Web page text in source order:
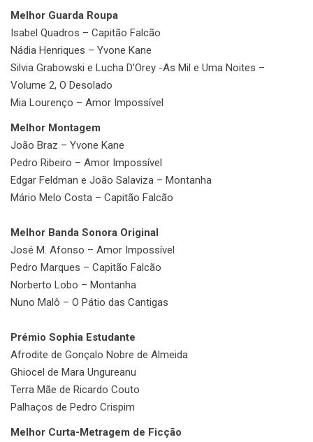
Melhor Guarda Roupa
Isabel Quadros – Capitão Falcão
Nádia Henriques – Yvone Kane
Silvia Grabowski e Lucha D’Orey -As Mil e Uma Noites –
Volume 2, O Desolado
Mia Lourenço – Amor Impossível
Melhor Montagem
João Braz – Yvone Kane
Pedro Ribeiro – Amor Impossível
Edgar Feldman e João Salaviza – Montanha
Mário Melo Costa – Capitão Falcão
Melhor Banda Sonora Original
José M. Afonso – Amor Impossível
Pedro Marques – Capitão Falcão
Norberto Lobo – Montanha
Nuno Malô – O Pátio das Cantigas
Prémio Sophia Estudante
Afrodite de Gonçalo Nobre de Almeida
Ghiocel de Mara Ungureanu
Terra Mãe de Ricardo Couto
Palhaços de Pedro Crispim
Melhor Curta-Metragem de Ficção